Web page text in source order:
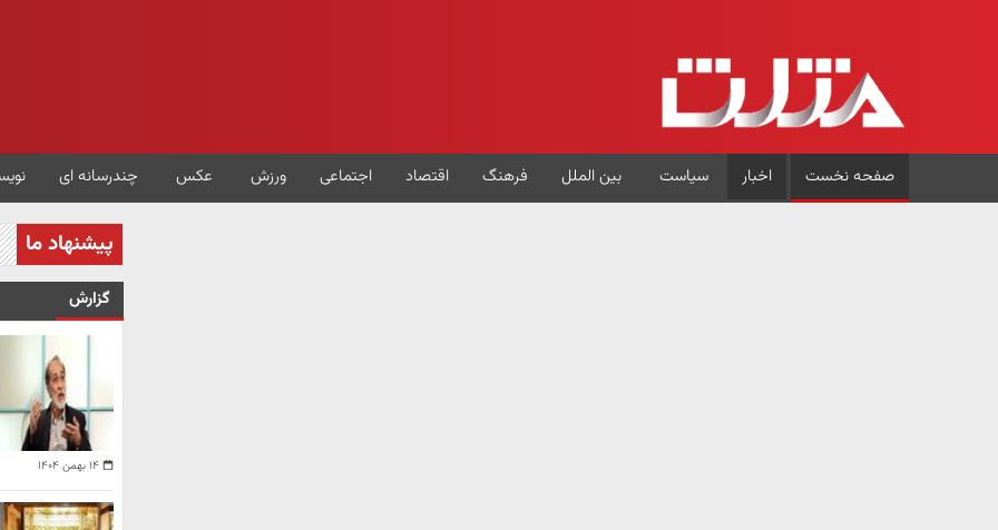
صفحه نخست اخبار سیاست بین الملل فرهنگ اقتصاد اجتماعی ورزش عکس چندرسانه ای
پیشنهاد ما
گزارش
۱۴ بهمن ۱۴۰۴